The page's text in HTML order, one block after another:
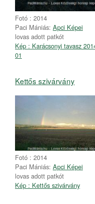
Fotó : 2014
Paci Mániás: Apci Képei
lovas adott patkót
Kép : Karácsonyi tavasz
01
Kettős szivárvány
Fotó : 2014
Paci Mániás: Apci Képei
lovas adott patkót
Kép : Kettős szivárvány